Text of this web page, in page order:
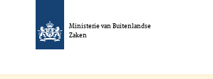
Ministerie van Buitenlandse
Zaken